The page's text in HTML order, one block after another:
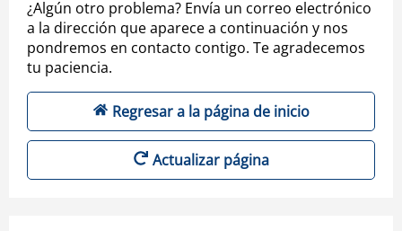
¿Algún otro problema? Envía un correo electrónico
a la dirección que aparece a continuación y nos
pondremos en contacto contigo. Te agradecemos
tu paciencia.
Regresar a la página de inicio
Actualizar página